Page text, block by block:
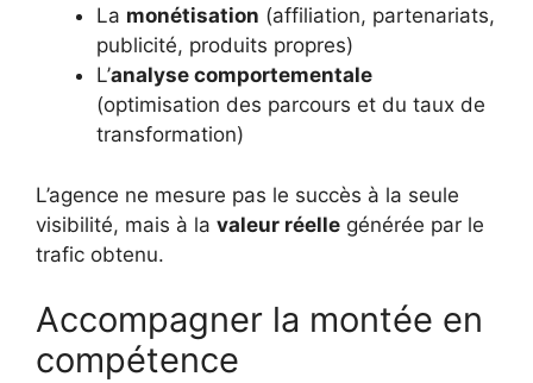
La monétisation (affiliation, partenariats,
publicité, produits propres)
L’analyse comportementale
(optimisation des parcours et du taux de
transformation)
L’agence ne mesure pas le succès à la seule
visibilité, mais à la valeur réelle générée par le
trafic obtenu.
Accompagner la montée en
compétence